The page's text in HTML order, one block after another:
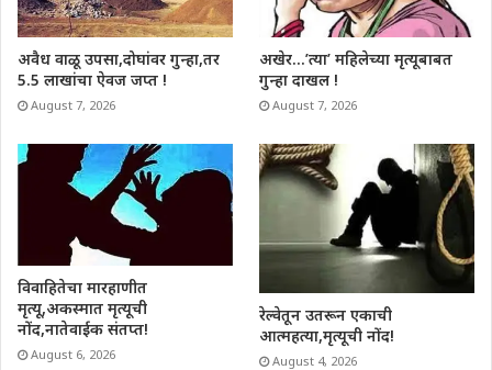
अवैध वाळू उपसा,दोघांवर गुन्हा,तर
5.5 लाखांचा ऐवज जप्त !
August 7, 2026
अखेर…’त्या’ महिलेच्या मृत्यूबाबत
गुन्हा दाखल !
August 7, 2026
विवाहितेचा मारहाणीत
मृत्यू,अकस्मात मृत्यूची
नोंद,नातेवाईक संतप्त!
August 6, 2026
रेल्वेतून उतरून एकाची
आत्महत्या,मृत्यूची नोंद!
August 4, 2026